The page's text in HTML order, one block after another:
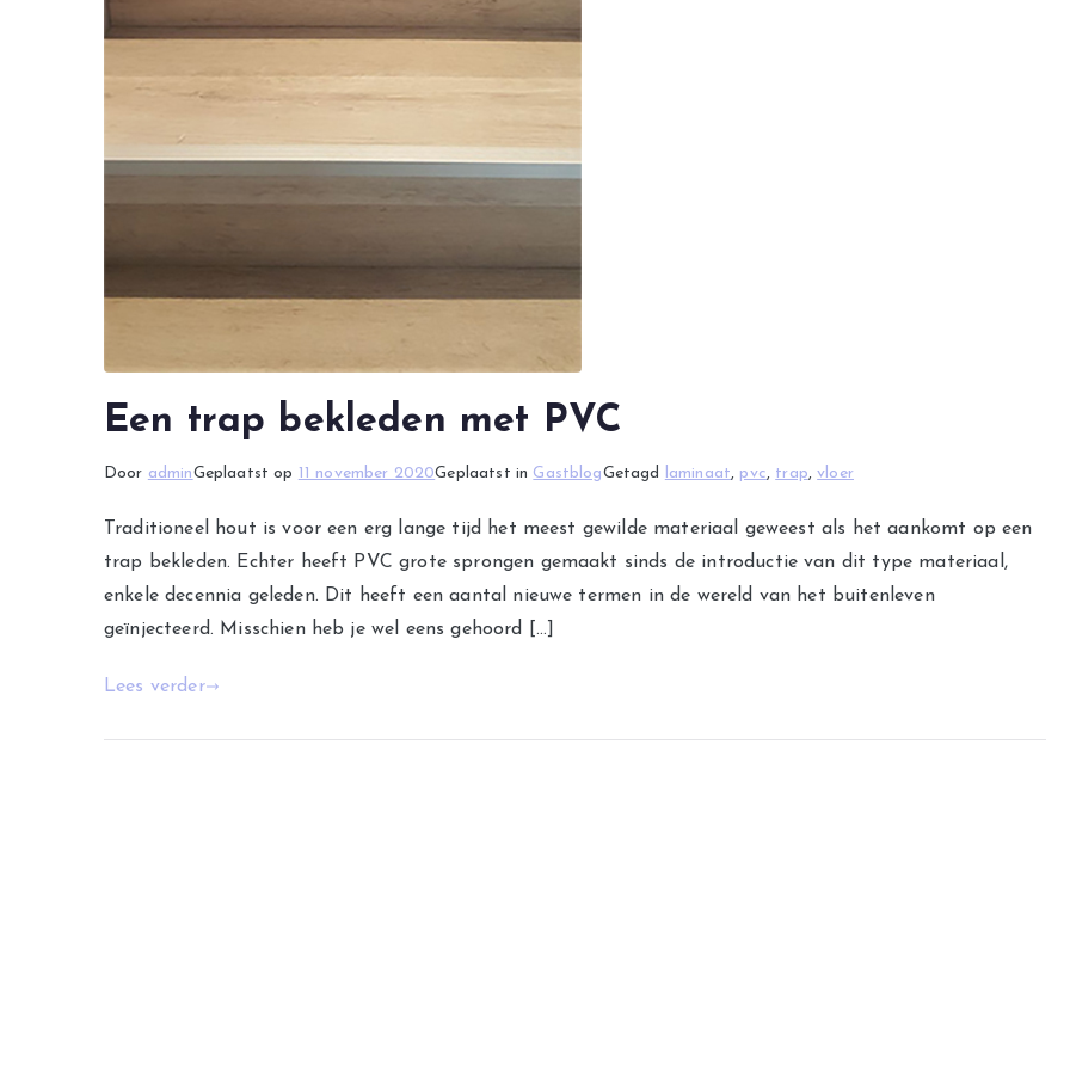
Een trap bekleden met PVC
Door adminGeplaatst op 11 november 2020Geplaatst in GastblogGetagd laminaat, pvc, trap,vloer
Traditioneel hout is voor een erg lange tijd het meest gewilde materiaal geweest als het aankomt op een
trap bekleden. Echter heeft PVC grote sprongen gemaakt sinds de introductie van dit type materiaal,
enkele decennia geleden. Dit heeft een aantal nieuwe termen in de wereld van het buitenleven
geïnjecteerd. Misschien heb je wel eens gehoord […]
Lees verder